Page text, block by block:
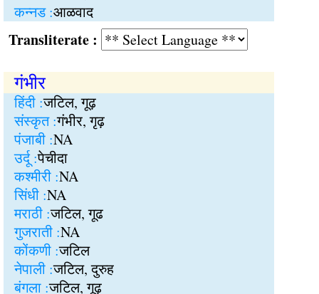
कन्नड :आळवाद
:
गंभीर
हिंदी :जटिल, गूढ़
संस्कृत :गंभीर, गृढ़
पंजाबी :NA
उर्दू :पेचीदा
कश्मीरी :NA
सिंधी :NA
मराठी :जटिल, गूढ
गुजराती :NA
कोंकणी :जटिल
नेपाली :जटिल, दुरुह
बंगला :जटिल, गूढ़